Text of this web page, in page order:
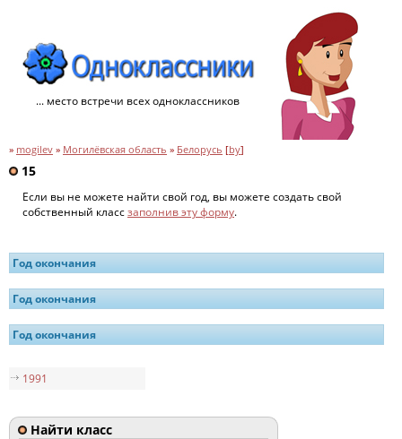
... место встречи всех одноклассников
» mogilev » Могилёвская область » Белорусь [by]
15
Если вы не можете найти свой год, вы можете создать свой
собственный классзаполнив эту форму.
Год окончания
Год окончания
Год окончания
1991
Найти класс